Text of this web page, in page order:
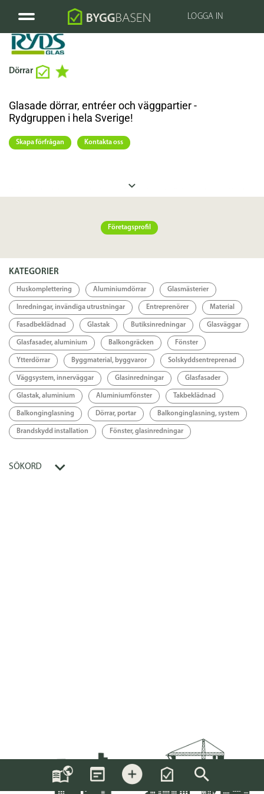
LOGGA IN
Dörrar
Glasade dörrar, entréer och väggpartier -
Rydgruppen i hela Sverige!
Skapa förfrågan Kontakta oss
Enkel- eller pardörrar kan utföras, som inåt- eller utåtgående och med smalprofil. Glas och fyllning
har lång erfarenhet av objekt innehållande dörrar, fönster och fasader i stål och
Specifikation
Länkar
Länk
Företagsprofil
KATEGORIER
Huskomplettering Aluminiumdörrar Glasmästerier
Inredningar, invändiga utrustningar Entreprenörer Material
Fasadbeklädnad Glastak Butiksinredningar Glasväggar
Glasfasader, aluminium Balkongräcken Fönster
Ytterdörrar Byggmaterial, byggvaror Solskyddsentreprenad
Väggsystem, innerväggar Glasinredningar Glasfasader
Glastak, aluminium Aluminiumfönster Takbeklädnad
Balkonginglasning Dörrar, portar Balkonginglasning, system
Brandskydd installation Fönster, glasinredningar
SÖKORD